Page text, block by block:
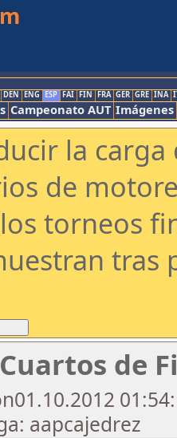
DEN ENG ESP FAI FIN FRA GER GRE INA
Campeonato AUT Imágenes
la
de
torneos
tras
Cuartos de
aapcajedrez